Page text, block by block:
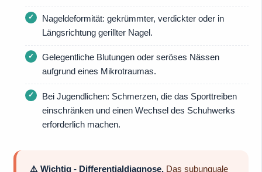
Nageldeformität: gekrümmter, verdickter oder in
Längsrichtung gerillter Nagel.
Gelegentliche Blutungen oder seröses Nässen
aufgrund eines Mikrotraumas.
Bei Jugendlichen: Schmerzen, die das Sporttreiben
einschränken und einen Wechsel des Schuhwerks
erforderlich machen.
⚠️ Wichtig - Differentialdiagnose.Das subunguale